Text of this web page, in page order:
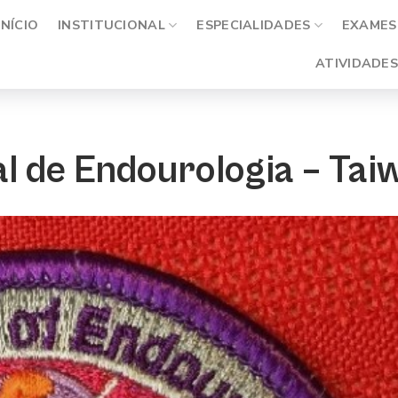
INSTITUCIONAL ESPECIALIDADES
de Endourologia –